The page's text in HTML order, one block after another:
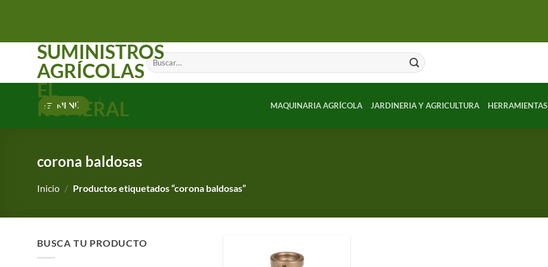
SUMINISTROS
AGRÍCOLAS
EL
ROMERAL
Buscar
por:
MENÚ MAQUINARIA AGRÍCOLA JARDINERIA Y AGRICULTURA HERRAMIENTAS
corona baldosas
Inicio / Productos etiquetados “corona baldosas”
BUSCA TU PRODUCTO